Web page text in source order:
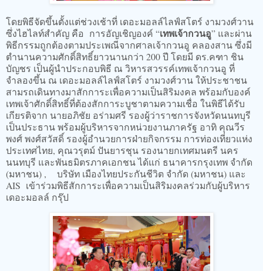
โดยพิธีจัดขึ้นตั้งแต่ช่วงเช้าที่ เดอะมอลล์ไลฟ์สโตร์ งามวงศ์วาน
ซึ่งไฮไลท์สำคัญ คือ การอัญเชิญองค์ “เทพเจ้ากวนอู” และผ่าน
พิธีกรรมถูกต้องตามประเพณีจากศาลเจ้ากวนอู คลองสาน ซึ่งมี
ตำนานความศักดิ์สิทธิ์ยาวนานกว่า 200 ปี โดยมี ดร.คฑา ชิน
บัญชร เป็นผู้นำประกอบพิธี ณ วิหารสวรรค์เทพเจ้ากวนอู ที่
จำลองขึ้น ณ เดอะมอลล์ไลฟ์สโตร์ งามวงศ์วาน ให้ประชาชน
สามรถเดินทางมาสักการะเพื่อความเป็นสิริมงคล พร้อมกับองค์
เทพเจ้าศักดิ์สิทธิ์ที่ต้องสักการะบูชาตามความเชื่อ ในพิธีได้รับ
เกียรติจาก นายอภิชัย อร่ามศรี รองผู้ว่าราชการจังหวัดนนทบุรี
เป็นประธาน พร้อมผู้บริหารจากหน่วยงานภาครัฐ อาทิ คุณวีร
พงศ์ พงศ์สวัสดิ์ รองผู้อำนวยการฝ่ายกิจกรรม การท่องเที่ยวแห่ง
ประเทศไทย, คุณวรุตม์ ปันยารชุน รองนายกเทศมนตรี นคร
นนทบุรี และพันธมิตรภาคเอกชน ได้แก่ ธนาคารกรุงเทพ จำกัด
(มหาชน) , บริษัท เมืองไทยประกันชีวิต จำกัด (มหาชน) และ
AIS เข้าร่วมพิธีสักการะเพื่อความเป็นสิริมงคลร่วมกับผู้บริหาร
เดอะมอลล์ กรุ๊ป